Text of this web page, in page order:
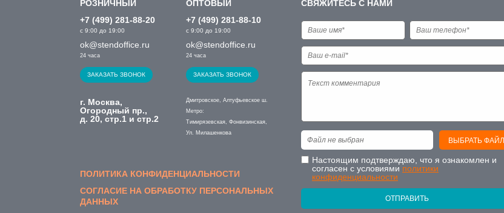
РОЗНИЧНЫЙ
+7 (499) 281-88-20
с 9:00 до 19:00
ok@stendoffice.ru
24 часа
ЗАКАЗАТЬ ЗВОНОК
ОПТОВЫЙ
+7 (499) 281-88-10
с 9:00 до 19:00
ok@stendoffice.ru
24 часа
ЗАКАЗАТЬ ЗВОНОК
г. Москва,
Огородный пр.,
д. 20, стр.1 и стр.2
Дмитровское, Алтуфьевское ш.
Метро:
Тимирязевская, Фонвизинская,
Ул. Милашенкова
ПОЛИТИКА КОНФИДЕНЦИАЛЬНОСТИ
СОГЛАСИЕ НА ОБРАБОТКУ ПЕРСОНАЛЬНЫХ
ДАННЫХ
СВЯЖИТЕСЬ С НАМИ
ВЫБРАТЬ ФАЙЛ
Файл не выбран
Настоящим подтверждаю, что я ознакомлен и
согласен с условиями политики
конфиденциальности
ОТПРАВИТЬ